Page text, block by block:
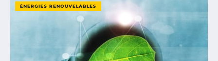
ÉNERGIES RENOUVELABLES